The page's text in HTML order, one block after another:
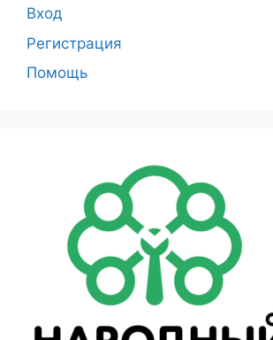
Вход
Регистрация
Помощь